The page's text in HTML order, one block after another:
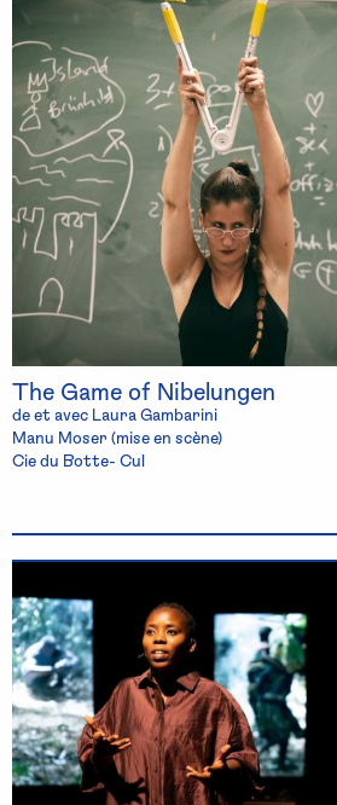
The Game of Nibelungen
de et avec Laura Gambarini
Manu Moser (mise en scène)
Cie du Botte- Cul